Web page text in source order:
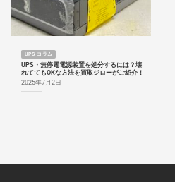
UPS コラム
UPS・無停電電源装置を処分するには？壊
れててもOKな方法を買取ジローがご紹介！
2025年7月2日